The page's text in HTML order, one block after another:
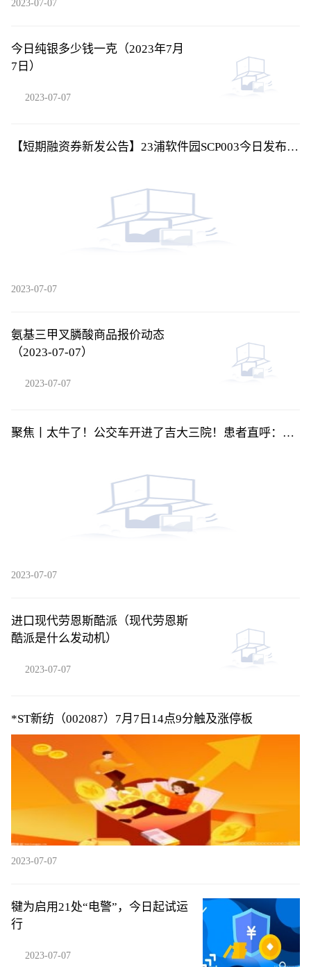
2023-07-07
今日纯银多少钱一克（2023年7月
7日）
2023-07-07
【短期融资券新发公告】23浦软件园SCP003今日发布发
2023-07-07
氨基三甲叉膦酸商品报价动态
（2023-07-07）
2023-07-07
聚焦丨太牛了！公交车开进了吉大三院！患者直呼：贴
2023-07-07
进口现代劳恩斯酷派（现代劳恩斯
酷派是什么发动机）
2023-07-07
*ST新纺（002087）7月7日14点9分触及涨停板
2023-07-07
犍为启用21处“电警”，今日起试运
行
2023-07-07